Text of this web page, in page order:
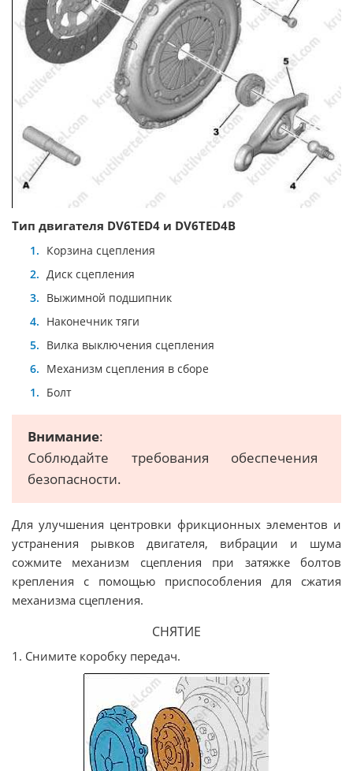
Тип двигателя DV6TED4 и DV6TED4B
Корзина сцепления
Диск сцепления
Выжимной подшипник
Наконечник тяги
Вилка выключения сцепления
Механизм сцепления в сборе
Болт
Внимание:
Соблюдайте требования обеспечения
безопасности.
Для улучшения центровки фрикционных элементов и
устранения рывков двигателя, вибрации и шума
сожмите механизм сцепления при затяжке болтов
крепления с помощью приспособления для сжатия
механизма сцепления.
СНЯТИЕ
1. Снимите коробку передач.